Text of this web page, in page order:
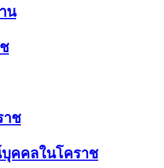
น
าช
คคลในโคราช